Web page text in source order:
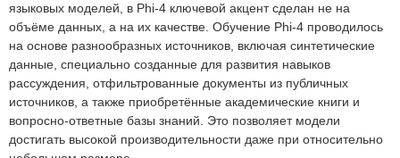
языковых моделей, в Phi-4 ключевой акцент сделан не на
объёме данных, а на их качестве. Обучение Phi-4 проводилось
на основе разнообразных источников, включая синтетические
данные, специально созданные для развития навыков
рассуждения, отфильтрованные документы из публичных
источников, а также приобретённые академические книги и
вопросно-ответные базы знаний. Это позволяет модели
достигать высокой производительности даже при относительно